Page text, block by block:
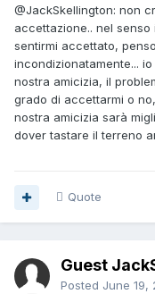
@JackSkellington: non
accettazione.. nel
sentirmi accettato,
incondizionatamente...
nostra amicizia, il
grado di accettarmi o
nostra amicizia sarà
dover tastare il terreno
Quote
Guest
Posted June 19,